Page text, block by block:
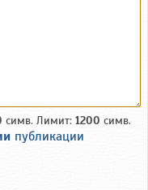
симв. Лимит: 1200 симв.
публикации